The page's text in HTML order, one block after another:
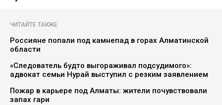
ЧИТАЙТЕ ТАКЖЕ
Россияне попали под камнепад в горах Алматинской
области
«Следователь будто выгораживал подсудимого»:
адвокат семьи Нурай выступил с резким заявлением
Пожар в карьере под Алматы: жители почувствовали
запах гари